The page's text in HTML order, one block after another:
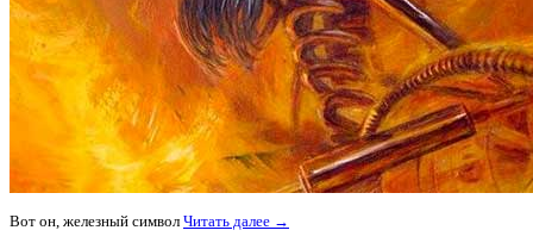
Вот он, железный символ Читать далее →